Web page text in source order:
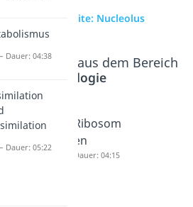
zur Videoseite: Nucleolus
Inhalte aus dem Bereich
Cytologie
03:33
Endopla
Ribosom
en
Dauer: 04:15
Dauer: 04:38
Dauer: 05:22